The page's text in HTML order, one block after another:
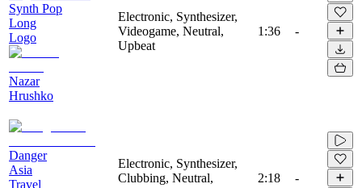
Synth Pop
Long
Logo
Nazar
Hrushko
Electronic, Synthesizer,
Videogame, Neutral,
Upbeat
1:36 -
Danger
Asia
Travel
Electronic, Synthesizer,
Clubbing, Neutral,
2:18 -